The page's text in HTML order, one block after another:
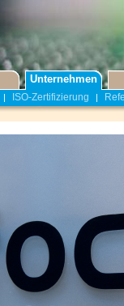
Unternehmen
| ISO-Zertifizierung |